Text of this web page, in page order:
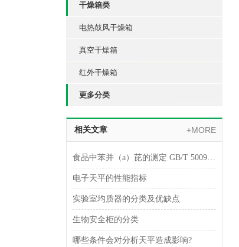
干燥箱类
电热鼓风干燥箱
真空干燥箱
红外干燥箱
更多分类
相关文章 +MORE
食品中苯并（a）芘的测定 GB/T 5009.27-2003
电子天平的性能指标
实验室均质器的分类及优缺点
生物安全柜的分类
哪些条件会对分析天平造成影响?